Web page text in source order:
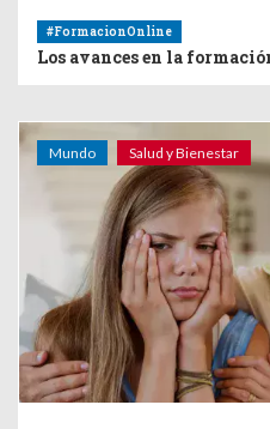
#FormacionOnline
Los avances en la
Mundo Salud y Bienestar